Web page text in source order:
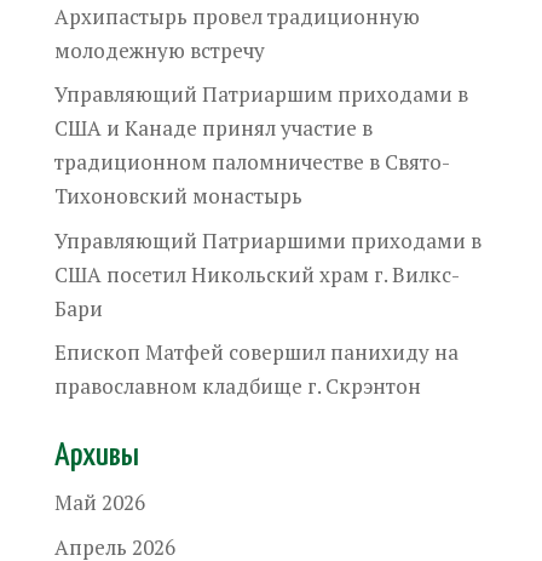
Архипастырь провел традиционную
молодежную встречу
Управляющий Патриаршим приходами в
США и Канаде принял участие в
традиционном паломничестве в Свято-
Тихоновский монастырь
Управляющий Патриаршими приходами в
США посетил Никольский храм г. Вилкс-
Бари
Епископ Матфей совершил панихиду на
православном кладбище г. Скрэнтон
Архивы
Май 2026
Апрель 2026